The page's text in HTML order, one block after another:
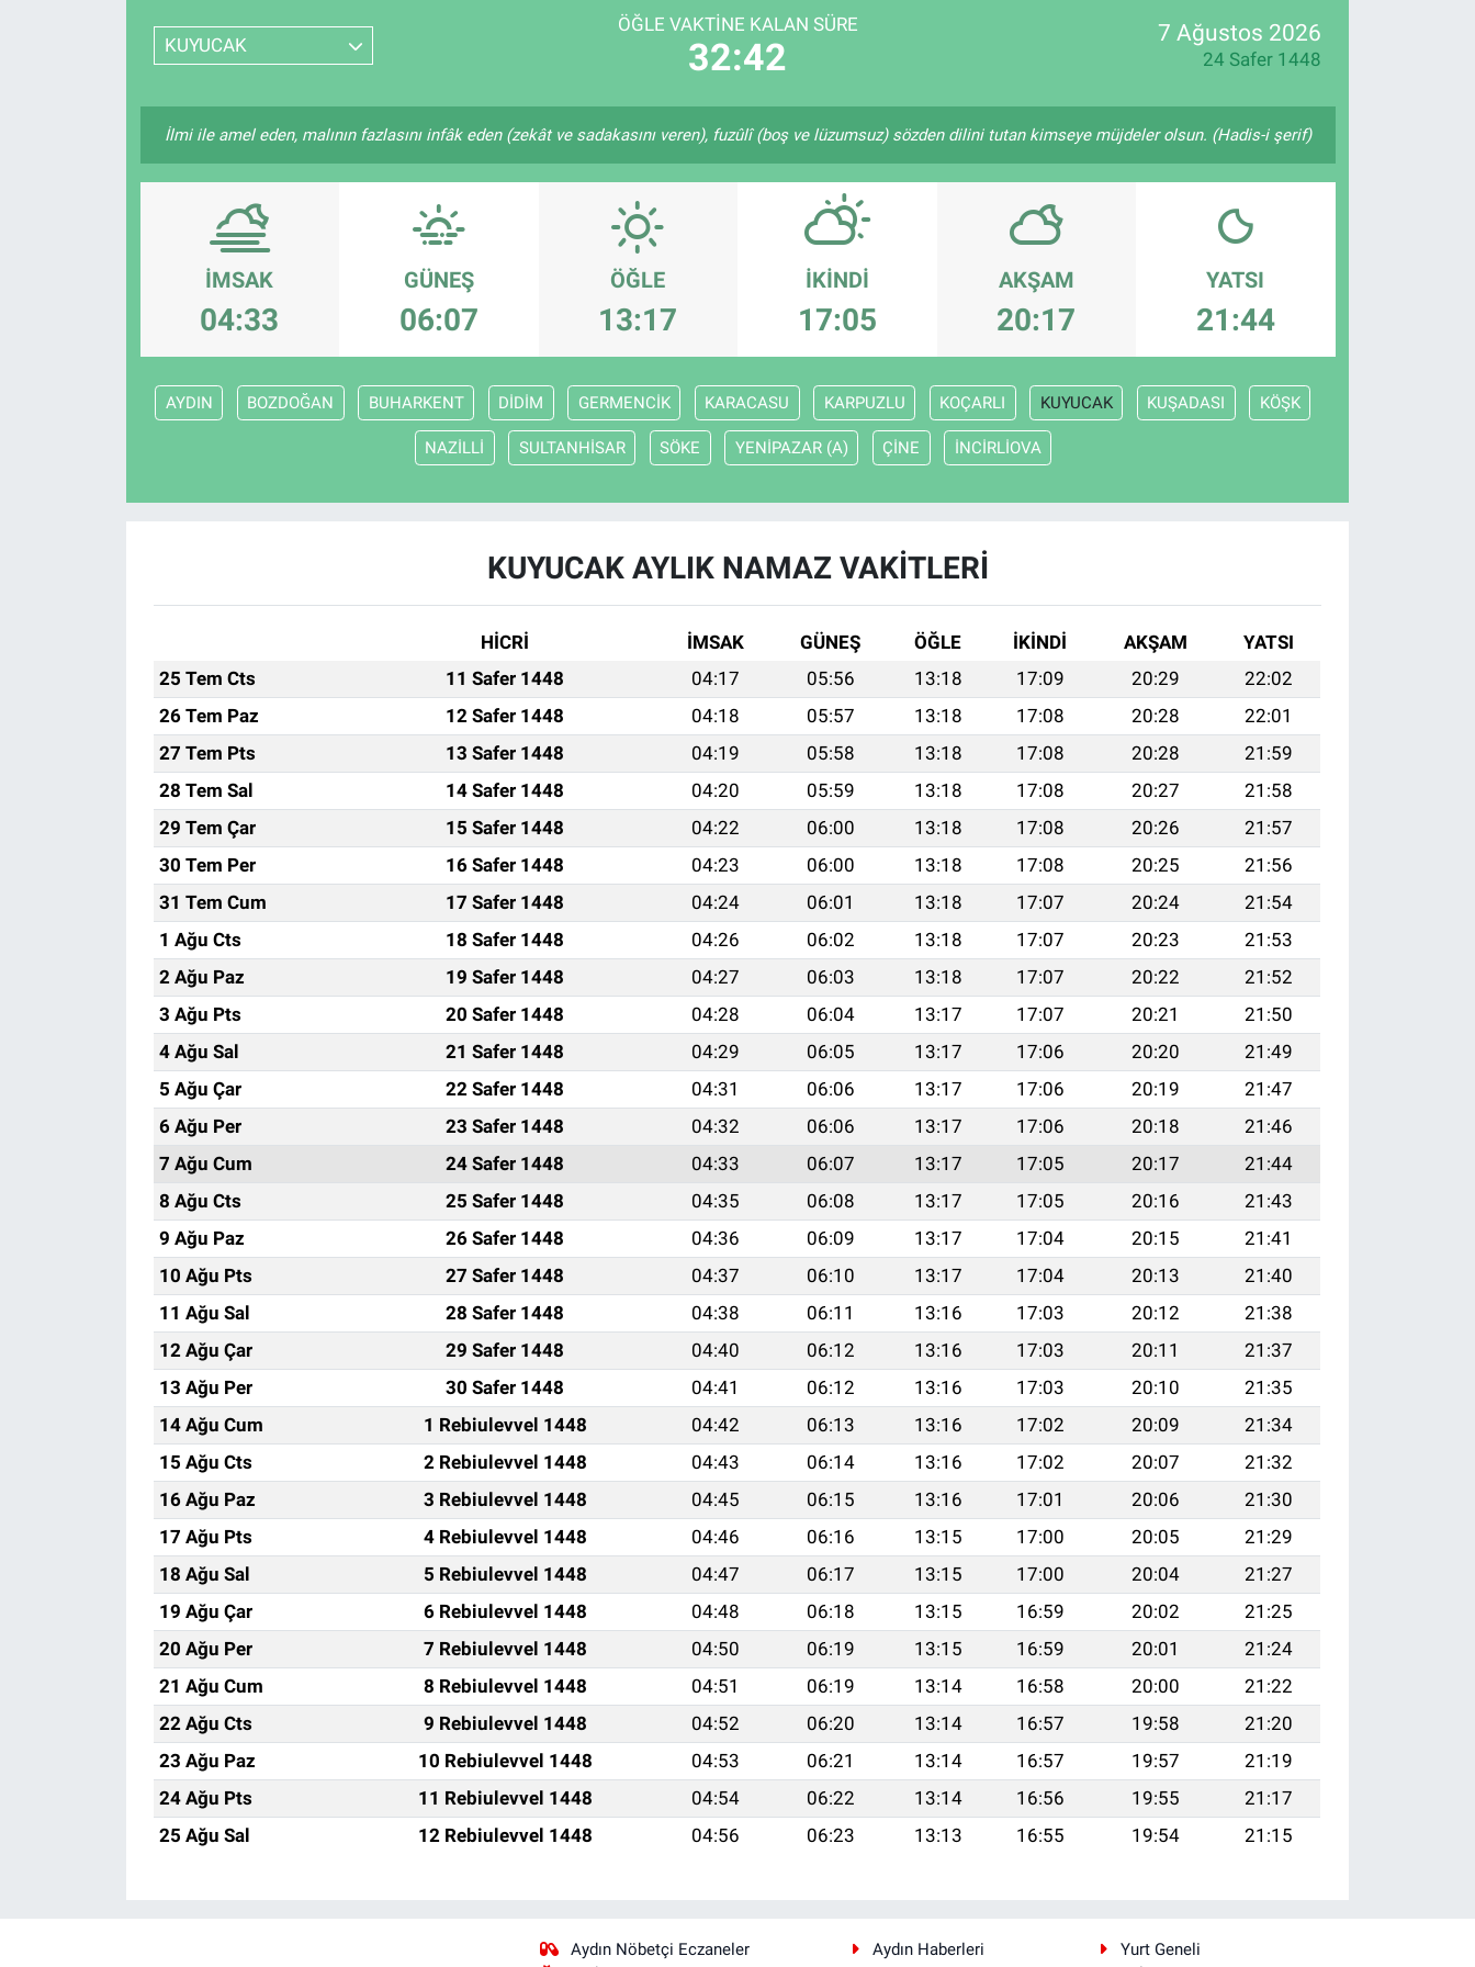
KUYUCAK
ÖĞLE VAKTINE KALAN SÜRE
32:42
7 Ağustos 2026
24 Safer 1448
İlmi ile amel eden, malının fazlasını infâk eden (zekât ve sadakasını veren), fuzûlî (boş ve lüzumsuz) sözden dilini tutan kimseye müjdeler olsun. (Hadis-i şerif)
İMSAK
04:33
GÜNEŞ
06:07
ÖĞLE
13:17
İKINDI
17:05
AKŞAM
20:17
YATSI
21:44
AYDIN BOZDOĞAN BUHARKENT DİDİM GERMENCİK KARACASU KARPUZLU KOÇARLI KUYUCAK KUŞADASI KÖŞK
NAZİLLİ SULTANHİSAR SÖKE YENİPAZAR (A) ÇİNE İNCİRLİOVA
KUYUCAK AYLIK NAMAZ VAKITLERI
HİCRİ İMSAK GÜNEŞ ÖĞLE İKINDI AKŞAM
YATSI
25 Tem Cts
11 Safer 1448 04:17 05:56 13:18 17:09 20:29
22:02
26 Tem Paz
12 Safer 1448 04:18 05:57 13:18 17:08 20:28
22:01
27 Tem Pts
13 Safer 1448 04:19 05:58 13:18 17:08 20:28
21:59
28 Tem Sal
14 Safer 1448 04:20 05:59 13:18 17:08 20:27
21:58
29 Tem Çar
15 Safer 1448 04:22 06:00 13:18 17:08 20:26
21:57
30 Tem Per
16 Safer 1448 04:23 06:00 13:18 17:08 20:25
21:56
31 Tem Cum
17 Safer 1448 04:24 06:01 13:18 17:07 20:24
21:54
1 Ağu Cts
18 Safer 1448 04:26 06:02 13:18 17:07 20:23
21:53
2 Ağu Paz
19 Safer 1448 04:27 06:03 13:18 17:07 20:22
21:52
3 Ağu Pts
20 Safer 1448 04:28 06:04 13:17 17:07 20:21
21:50
4 Ağu Sal
21 Safer 1448 04:29 06:05 13:17 17:06 20:20
21:49
5 Ağu Çar
22 Safer 1448 04:31 06:06 13:17 17:06 20:19
21:47
6 Ağu Per
23 Safer 1448 04:32 06:06 13:17 17:06 20:18
21:46
7 Ağu Cum
24 Safer 1448 04:33 06:07 13:17 17:05 20:17
21:44
8 Ağu Cts
25 Safer 1448 04:35 06:08 13:17 17:05 20:16
21:43
9 Ağu Paz
26 Safer 1448 04:36 06:09 13:17 17:04 20:15
21:41
10 Ağu Pts
27 Safer 1448 04:37 06:10 13:17 17:04 20:13
21:40
11 Ağu Sal
28 Safer 1448 04:38 06:11 13:16 17:03 20:12
21:38
12 Ağu Çar
29 Safer 1448 04:40 06:12 13:16 17:03 20:11
21:37
13 Ağu Per
30 Safer 1448 04:41 06:12 13:16 17:03 20:10
21:35
14 Ağu Cum
1 Rebiulevvel 1448 04:42 06:13 13:16 17:02 20:09
21:34
15 Ağu Cts
2 Rebiulevvel 1448 04:43 06:14 13:16 17:02 20:07
21:32
16 Ağu Paz
3 Rebiulevvel 1448 04:45 06:15 13:16 17:01 20:06
21:30
17 Ağu Pts
4 Rebiulevvel 1448 04:46 06:16 13:15 17:00 20:05
21:29
18 Ağu Sal
5 Rebiulevvel 1448 04:47 06:17 13:15 17:00 20:04
21:27
19 Ağu Çar
6 Rebiulevvel 1448 04:48 06:18 13:15 16:59 20:02
21:25
20 Ağu Per
7 Rebiulevvel 1448 04:50 06:19 13:15 16:59 20:01
21:24
21 Ağu Cum
8 Rebiulevvel 1448 04:51 06:19 13:14 16:58 20:00
21:22
22 Ağu Cts
9 Rebiulevvel 1448 04:52 06:20 13:14 16:57 19:58
21:20
23 Ağu Paz
10 Rebiulevvel 1448 04:53 06:21 13:14 16:57 19:57
21:19
24 Ağu Pts
11 Rebiulevvel 1448 04:54 06:22 13:14 16:56 19:55
21:17
25 Ağu Sal
12 Rebiulevvel 1448 04:56 06:23 13:13 16:55 19:54 21:15
Aydın Nöbetçi Eczaneler
Aydın Haberleri
Yurt Geneli